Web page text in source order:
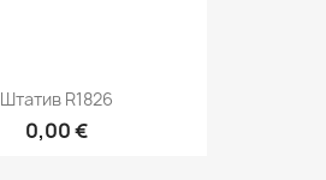
Штатив R1826
0,00 €